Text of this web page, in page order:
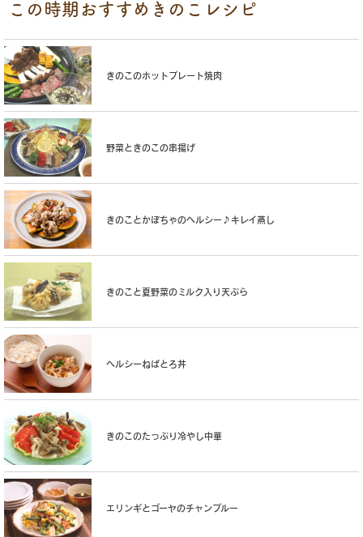
この時期おすすめきのこレシピ
きのこのホットプレート焼肉
野菜ときのこの串揚げ
きのことかぼちゃのヘルシー♪キレイ蒸し
きのこと夏野菜のミルク入り天ぷら
ヘルシーねばとろ丼
きのこのたっぷり冷やし中華
エリンギとゴーヤのチャンプルー